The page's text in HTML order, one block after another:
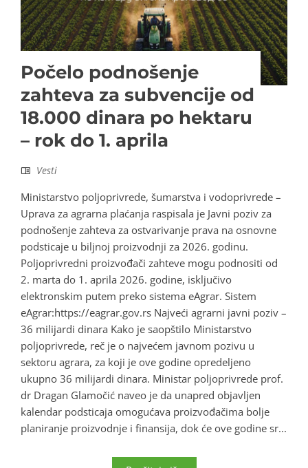
Počelo podnošenje
zahteva za subvencije od
18.000 dinara po hektaru
– rok do 1. aprila
Vesti
Ministarstvo poljoprivrede, šumarstva i vodoprivrede –
Uprava za agrarna plaćanja raspisala je Javni poziv za
podnošenje zahteva za ostvarivanje prava na osnovne
podsticaje u biljnoj proizvodnji za 2026. godinu.
Poljoprivredni proizvođači zahteve mogu podnositi od
2. marta do 1. aprila 2026. godine, isključivo
elektronskim putem preko sistema eAgrar. Sistem
eAgrar:https://eagrar.gov.rs Najveći agrarni javni poziv –
36 milijardi dinara Kako je saopštilo Ministarstvo
poljoprivrede, reč je o najvećem javnom pozivu u
sektoru agrara, za koji je ove godine opredeljeno
ukupno 36 milijardi dinara. Ministar poljoprivrede prof.
dr Dragan Glamočić naveo je da unapred objavljen
kalendar podsticaja omogućava proizvođačima bolje
planiranje proizvodnje i finansija, dok će ove godine sr...